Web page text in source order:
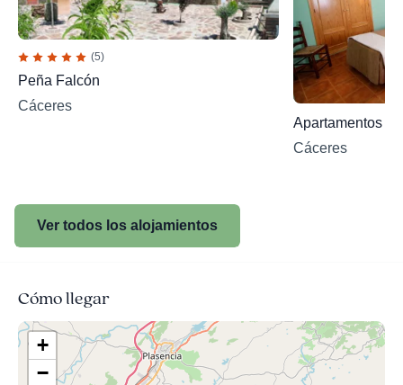
(5)
Peña Falcón
Cáceres
Apartamentos
Cáceres
Ver todos los alojamientos
Cómo llegar
+
−